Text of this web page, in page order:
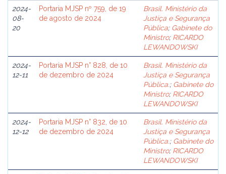
2024-
08-
20
Portaria MJSP nº 759, de 19
de agosto de 2024
Brasil. Ministério da
Justiça e Segurança
Pública; Gabinete do
Ministro; RICARDO
LEWANDOWSKI
2024-
12-11
Portaria MJSP n° 828, de 10
de dezembro de 2024
Brasil. Ministério da
Justiça e Segurança
Pública.; Gabinete do
Ministro; RICARDO
LEWANDOWSKI
2024-
12-12
Portaria MJSP n° 832, de 10
de dezembro de 2024
Brasil. Ministério da
Justiça e Segurança
Pública.; Gabinete do
Ministro; RICARDO
LEWANDOWSKI